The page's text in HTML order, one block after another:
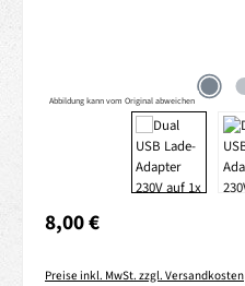
Abbildung kann vom Original abweichen
Regulärer Preis:
8,00 €
Preise inkl. MwSt. zzgl. Versandkosten